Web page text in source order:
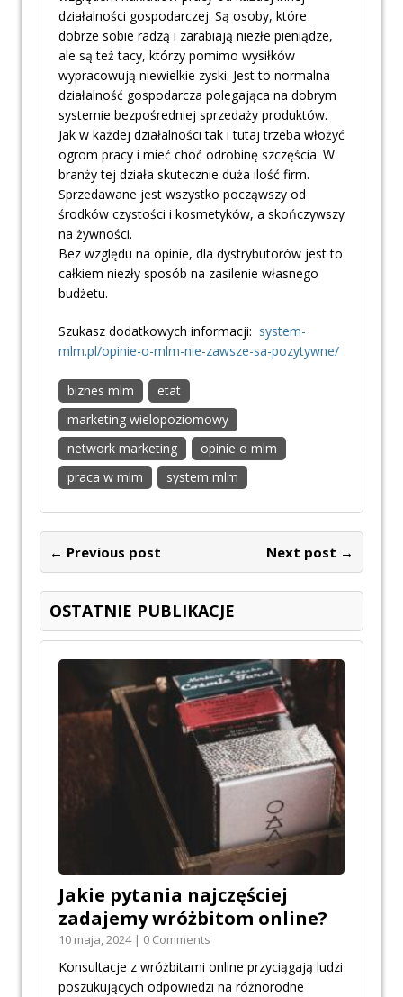
działalności gospodarczej. Są osoby, które
dobrze sobie radzą i zarabiają niezłe pieniądze,
ale są też tacy, którzy pomimo wysiłków
wypracowują niewielkie zyski. Jest to normalna
działalność gospodarcza polegająca na dobrym
systemie bezpośredniej sprzedaży produktów.
Jak w każdej działalności tak i tutaj trzeba włożyć
ogrom pracy i mieć choć odrobinę szczęścia. W
branży tej działa skutecznie duża ilość firm.
Sprzedawane jest wszystko począwszy od
środków czystości i kosmetyków, a skończywszy
na żywności.
Bez względu na opinie, dla dystrybutorów jest to
całkiem niezły sposób na zasilenie własnego
budżetu.
Szukasz dodatkowych informacji: system-
mlm.pl/opinie-o-mlm-nie-zawsze-sa-pozytywne/
biznes mlm
etat
marketing wielopoziomowy
network marketing
opinie o mlm
praca w mlm
system mlm
← Previous post Next post →
OSTATNIE PUBLIKACJE
Jakie pytania najczęściej
zadajemy wróżbitom online?
10 maja, 2024 | 0 Comments
Konsultacje z wróżbitami online przyciągają ludzi
poszukujących odpowiedzi na różnorodne